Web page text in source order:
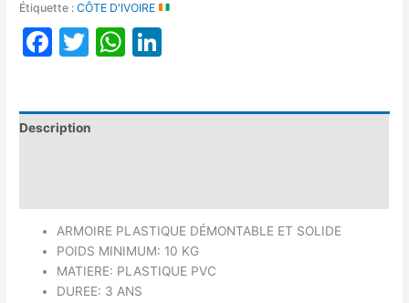
Étiquette :CÔTE D'IVOIRE
Facebook
TwitterWhatsApp
Description
ARMOIRE PLASTIQUE DÉMONTABLE ET SOLIDE
POIDS MINIMUM: 10 KG
MATIERE: PLASTIQUE PVC
DUREE: 3 ANS